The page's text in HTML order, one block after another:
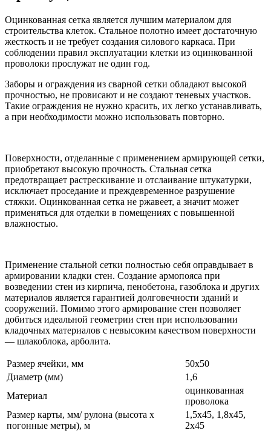
Оцинкованная сетка является лучшим материалом для
строительства клеток. Стальное полотно имеет достаточную
жесткость и не требует создания силового каркаса. При
соблюдении правил эксплуатации клетки из оцинкованной
проволоки прослужат не один год.
Заборы и ограждения из сварной сетки обладают высокой
прочностью, не провисают и не создают теневых участков.
Такие ограждения не нужно красить, их легко устанавливать,
а при необходимости можно использовать повторно.
Поверхности, отделанные с применением армирующей сетки,
приобретают высокую прочность. Стальная сетка
предотвращает растрескивание и отслаивание штукатурки,
исключает проседание и преждевременное разрушение
стяжки. Оцинкованная сетка не ржавеет, а значит может
применяться для отделки в помещениях с повышенной
влажностью.
Применение стальной сетки полностью себя оправдывает в
армировании кладки стен. Создание армопояса при
возведении стен из кирпича, пенобетона, газоблока и других
материалов является гарантией долговечности зданий и
сооружений. Помимо этого армирование стен позволяет
добиться идеальной геометрии стен при использовании
кладочных материалов с невысоким качеством поверхности
— шлакоблока, арболита.
Размер ячейки, мм
50х50
Диаметр (мм)
1,6
Материал
оцинкованная
проволока
Размер карты, мм/ рулона (высота х
погонные метры), м
1,5х45, 1,8х45,
2х45